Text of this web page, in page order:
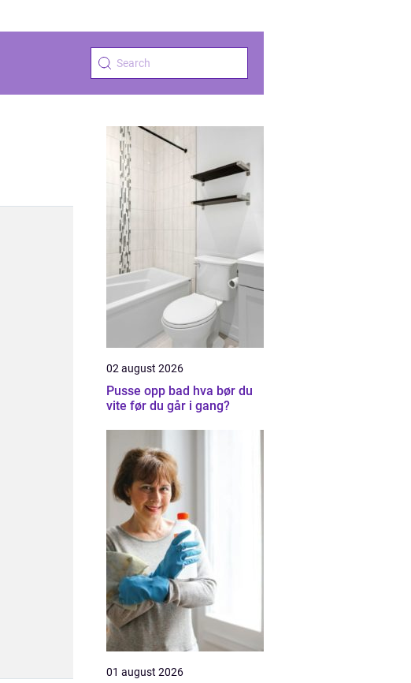
02 august 2026
Pusse opp bad hva bør du
vite før du går i gang?
01 august 2026